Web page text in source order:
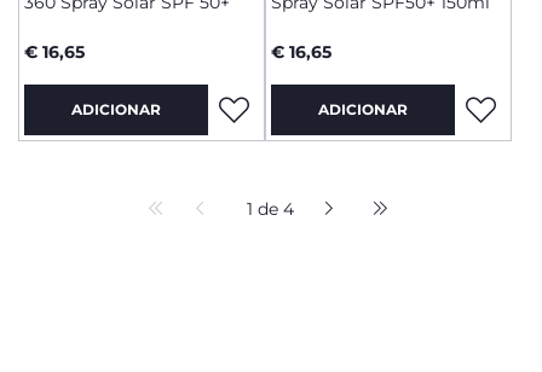
€ 16,65
ADICIONAR
€ 16,65
ADICIONAR
1 de 4